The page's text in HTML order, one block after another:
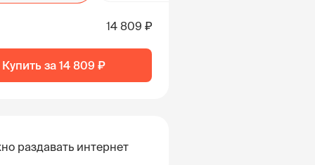
14 809 ₽
Купить за 14 809 ₽
раздавать интернет